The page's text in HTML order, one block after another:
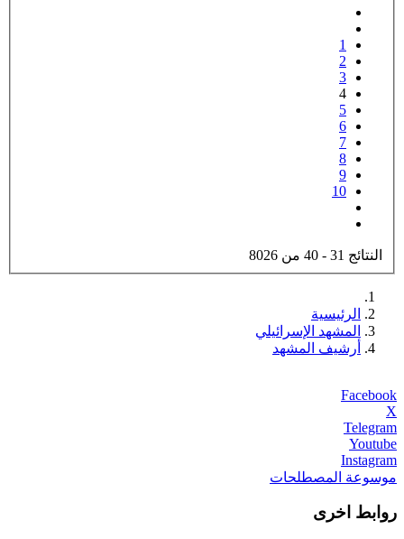
1
2
3
4
5
6
7
8
9
10
النتائج 31 - 40 من 8026
الرئيسية
المشهد الإسرائيلي
أرشيف المشهد
Facebook
X
Telegram
Youtube
Instagram
موسوعة المصطلحات
روابط اخرى